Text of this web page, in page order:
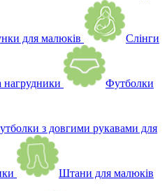
для малюків Слінги
нагрудники Футболки
з довгими рукавами для
Штани для малюків